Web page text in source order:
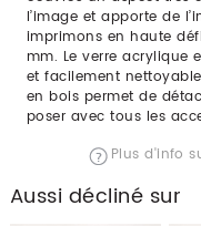
l’image et apporte de
imprimons en haute
mm. Le verre acrylique
et facilement
en bois permet de
poser avec tous les
Plus d'info
Aussi décliné sur